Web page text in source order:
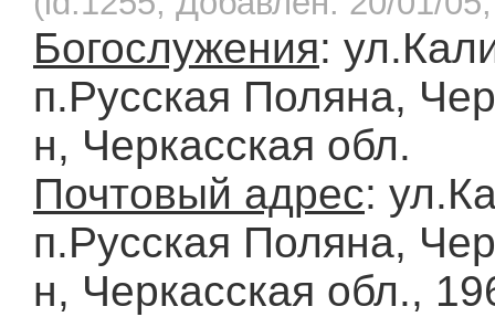
Богослужения:
п.Русская Поляна,
н, Черкасская обл.
Почтовый адрес:
п.Русская Поляна,
н, Черкасская обл.,